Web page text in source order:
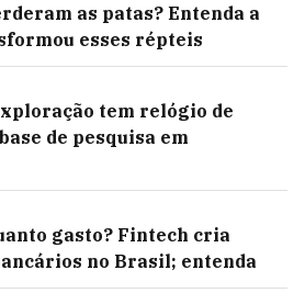
as patas? Entenda a
esses répteis
tem relógio de
de pesquisa em
gasto? Fintech cria
no Brasil; entenda